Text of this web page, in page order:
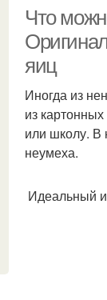
Что
яиц
Иногда из
из
или школу. В
неумеха.
Идеальный